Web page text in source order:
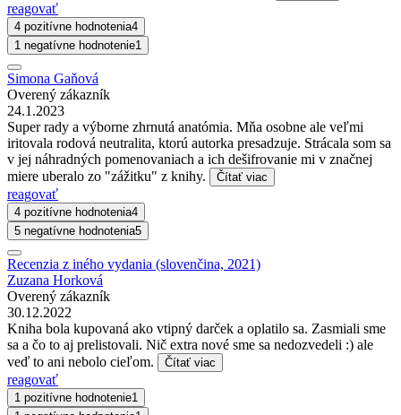
reagovať
4 pozitívne hodnotenia4
1 negatívne hodnotenie1
Simona Gaňová
Overený zákazník
24.1.2023
Super rady a výborne zhrnutá anatómia. Mňa osobne ale veľmi
iritovala rodová neutralita, ktorú autorka presadzuje. Strácala som sa
v jej náhradných pomenovaniach a ich dešifrovanie mi v značnej
miere uberalo zo "zážitku" z knihy.
Čítať viac
reagovať
4 pozitívne hodnotenia4
5 negatívne hodnotenia5
Recenzia z iného vydania (slovenčina, 2021)
Zuzana Horková
Overený zákazník
30.12.2022
Kniha bola kupovaná ako vtipný darček a oplatilo sa. Zasmiali sme
sa a čo to aj prelistovali. Nič extra nové sme sa nedozvedeli :) ale
veď to ani nebolo cieľom.
Čítať viac
reagovať
1 pozitívne hodnotenie1